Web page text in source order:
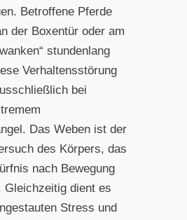
Betroffene Pferde
der Boxentür oder am
stundenlang
Verhaltensstörung
bei
Das Weben ist der
des Körpers, das
nach Bewegung
Gleichzeitig dient es
Stress und